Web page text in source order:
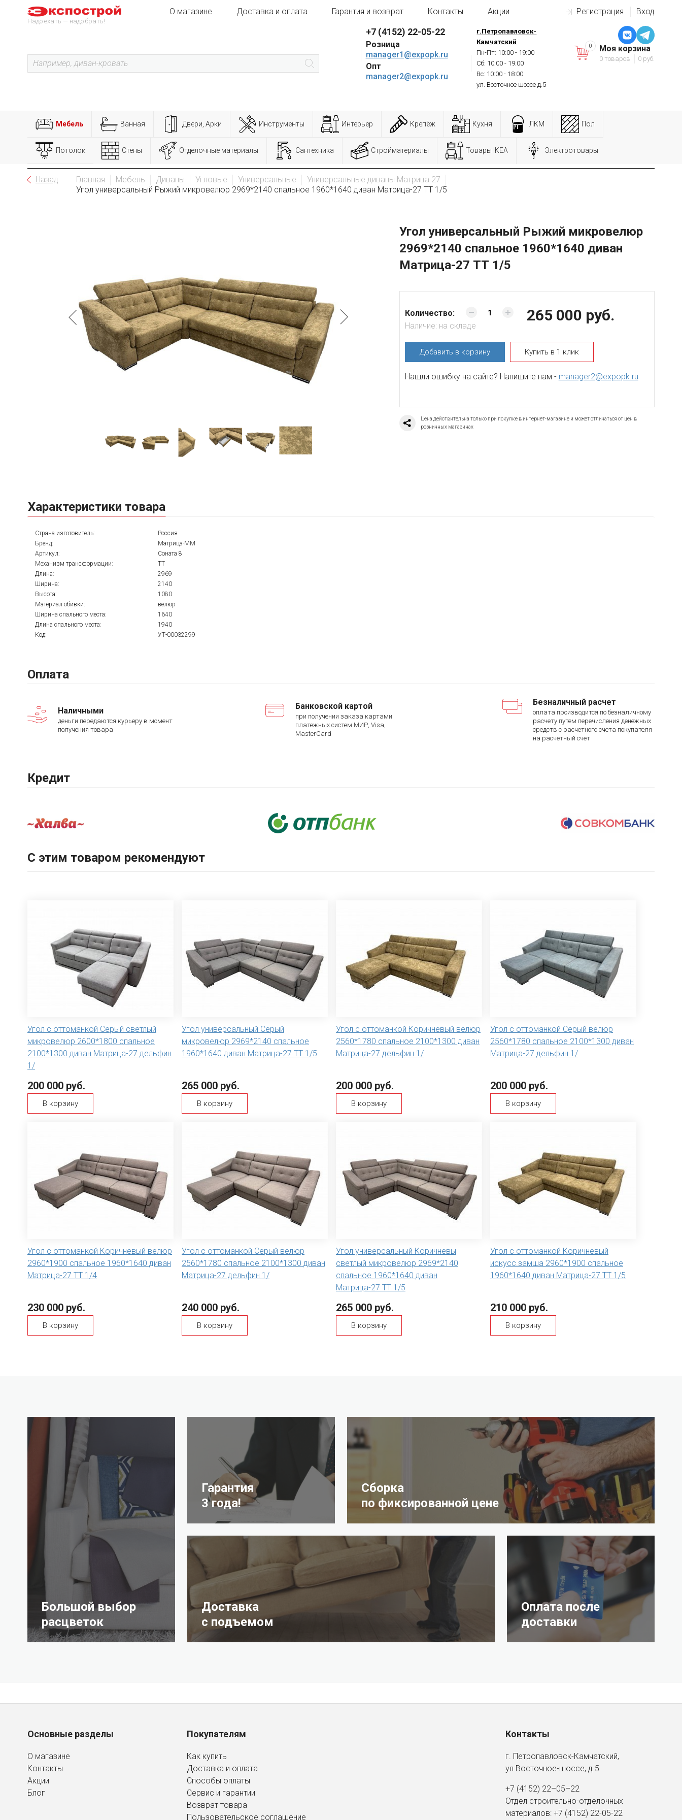
Надо ехать — надо брать!
Регистрация Вход
О магазине Доставка и оплата Гарантия и возврат Контакты Акции
+7 (4152) 22-05-22
Розница
manager1@expopk.ru
Опт
manager2@expopk.ru
г.Петропавловск-
Камчатский
Пн-Пт: 10:00 - 19:00
Сб: 10:00 - 19:00
Вс: 10:00 - 18:00
ул. Восточное шоссе д.5
Моя корзина
0 товаров 0 руб.
0
Мебель Ванная Двери, Арки Инструменты Интерьер Крепёж Кухня ЛКМ Пол
Потолок Стены Отделочные материалы Сантехника Стройматериалы Товары IKEA Электротовары
Назад Главная Мебель Диваны Угловые Универсальные
Универсальные диваны Матрица 27
Угол универсальный Рыжий микровелюр 2969*2140 спальное 1960*1640 диван Матрица-27 ТТ 1/5
Угол универсальный Рыжий микровелюр
2969*2140 спальное 1960*1640 диван
Матрица-27 ТТ 1/5
265 000 руб.
Количество:
Наличие: на складе
Добавить в корзину Купить в 1 клик
Нашли ошибку на сайте? Напишите нам - manager2@expopk.ru
Цена действительна только при покупке в интернет-магазине и может отличаться от цен в
розничных магазинах
Характеристики товара
Страна изготовитель:
Россия
Бренд:
Матрица-ММ
Артикул:
Соната 8
Механизм трансформации:
ТТ
Длина:
2969
Ширина:
2140
Высота:
1080
Материал обивки:
велюр
Ширина спального места:
1640
Длина спального места:
1940
Код:
УТ-00032299
Оплата
Наличными
деньги передаются курьеру в момент
получения товара
Банковской картой
при получении заказа картами
платежных систем МИР, Visa,
MasterCard
Безналичный расчет
оплата производится по безналичному
расчету путем перечисления денежных
средств с расчетного счета покупателя
на расчетный счет
Кредит
С этим товаром рекомендуют
Угол с оттоманкой Серый светлый
микровелюр 2600*1800 спальное
2100*1300 диван Матрица-27 дельфин
1/
200 000 руб.
В корзину
Угол универсальный Серый
микровелюр 2969*2140 спальное
1960*1640 диван Матрица-27 ТТ 1/5
265 000 руб.
В корзину
Угол с оттоманкой Коричневый велюр
2560*1780 спальное 2100*1300 диван
Матрица-27 дельфин 1/
200 000 руб.
В корзину
Угол с оттоманкой Серый велюр
2560*1780 спальное 2100*1300 диван
Матрица-27 дельфин 1/
200 000 руб.
В корзину
Угол с оттоманкой Коричневый велюр
2960*1900 спальное 1960*1640 диван
Матрица-27 ТТ 1/4
230 000 руб.
В корзину
Угол с оттоманкой Серый велюр
2560*1780 спальное 2100*1300 диван
Матрица-27 дельфин 1/
240 000 руб.
В корзину
Угол универсальный Коричневы
светлый микровелюр 2969*2140
спальное 1960*1640 диван
Матрица-27 ТТ 1/5
265 000 руб.
В корзину
Угол с оттоманкой Коричневый
искусс.замша 2960*1900 спальное
1960*1640 диван Матрица-27 ТТ 1/5
210 000 руб.
В корзину
Большой выбор
расцветок
Гарантия
3 года!
Оплата после
доставки
Сборка
по фиксированной цене
Доставка
с подъемом
Основные разделы
О магазине
Контакты
Акции
Блог
Покупателям
Как купить
Доставка и оплата
Способы оплаты
Сервис и гарантии
Возврат товара
Пользовательское соглашение
Контакты
г. Петропавловск-Камчатский,
ул Восточное-шоссе, д.5
+7 (4152) 22–05–22
Отдел строительно-отделочных
материалов: +7 (4152) 22-05-22